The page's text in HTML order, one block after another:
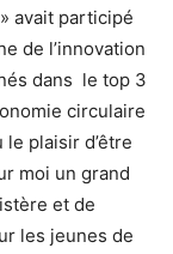
avait participé
de l’innovation
dans le top 3
circulaire
le plaisir d’être
moi un grand
et de
les jeunes de